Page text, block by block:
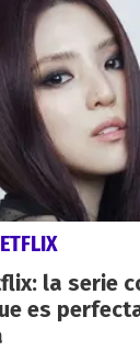
la serie
es